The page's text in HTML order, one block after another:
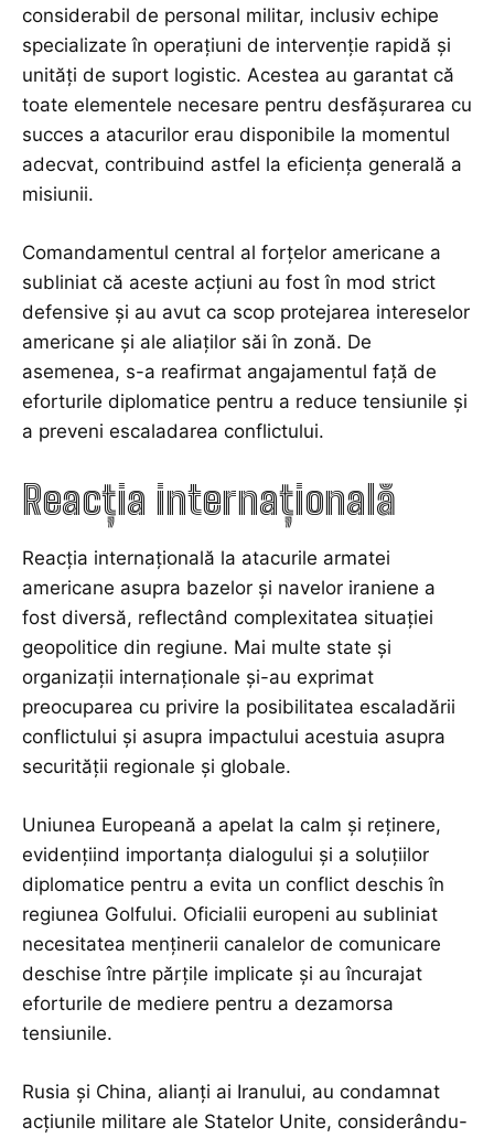
considerabil de personal militar, inclusiv echipe
specializate în operațiuni de intervenție rapidă și
unități de suport logistic. Acestea au garantat că
toate elementele necesare pentru desfășurarea cu
succes a atacurilor erau disponibile la momentul
adecvat, contribuind astfel la eficiența generală a
misiunii.
Comandamentul central al forțelor americane a
subliniat că aceste acțiuni au fost în mod strict
defensive și au avut ca scop protejarea intereselor
americane și ale aliaților săi în zonă. De
asemenea, s-a reafirmat angajamentul față de
eforturile diplomatice pentru a reduce tensiunile și
a preveni escaladarea conflictului.
Reacția internațională
Reacția internațională la atacurile armatei
americane asupra bazelor și navelor iraniene a
fost diversă, reflectând complexitatea situației
geopolitice din regiune. Mai multe state și
organizații internaționale și-au exprimat
preocuparea cu privire la posibilitatea escaladării
conflictului și asupra impactului acestuia asupra
securității regionale și globale.
Uniunea Europeană a apelat la calm și reținere,
evidențiind importanța dialogului și a soluțiilor
diplomatice pentru a evita un conflict deschis în
regiunea Golfului. Oficialii europeni au subliniat
necesitatea menținerii canalelor de comunicare
deschise între părțile implicate și au încurajat
eforturile de mediere pentru a dezamorsa
tensiunile.
Rusia și China, alianți ai Iranului, au condamnat
acțiunile militare ale Statelor Unite, considerându-